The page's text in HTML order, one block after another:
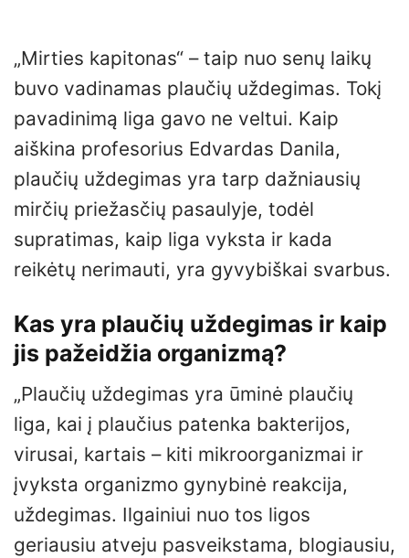
„Mirties kapitonas“ – taip nuo senų laikų
buvo vadinamas plaučių uždegimas. Tokį
pavadinimą liga gavo ne veltui. Kaip
aiškina profesorius Edvardas Danila,
plaučių uždegimas yra tarp dažniausių
mirčių priežasčių pasaulyje, todėl
supratimas, kaip liga vyksta ir kada
reikėtų nerimauti, yra gyvybiškai svarbus.
Kas yra plaučių uždegimas ir kaip
jis pažeidžia organizmą?
„Plaučių uždegimas yra ūminė plaučių
liga, kai į plaučius patenka bakterijos,
virusai, kartais – kiti mikroorganizmai ir
įvyksta organizmo gynybinė reakcija,
uždegimas. Ilgainiui nuo tos ligos
geriausiu atveju pasveikstama, blogiausiu,